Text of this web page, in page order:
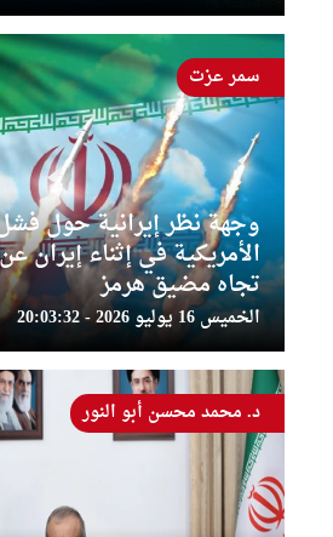
وجهة نظر إيرانية حول
الأمريكية في إثناء إيران
تجاه مضيق هرمز
الخميس 16 يوليو 2026 - 20:03:32
سمر عزت
د. محمد محسن أبو النور